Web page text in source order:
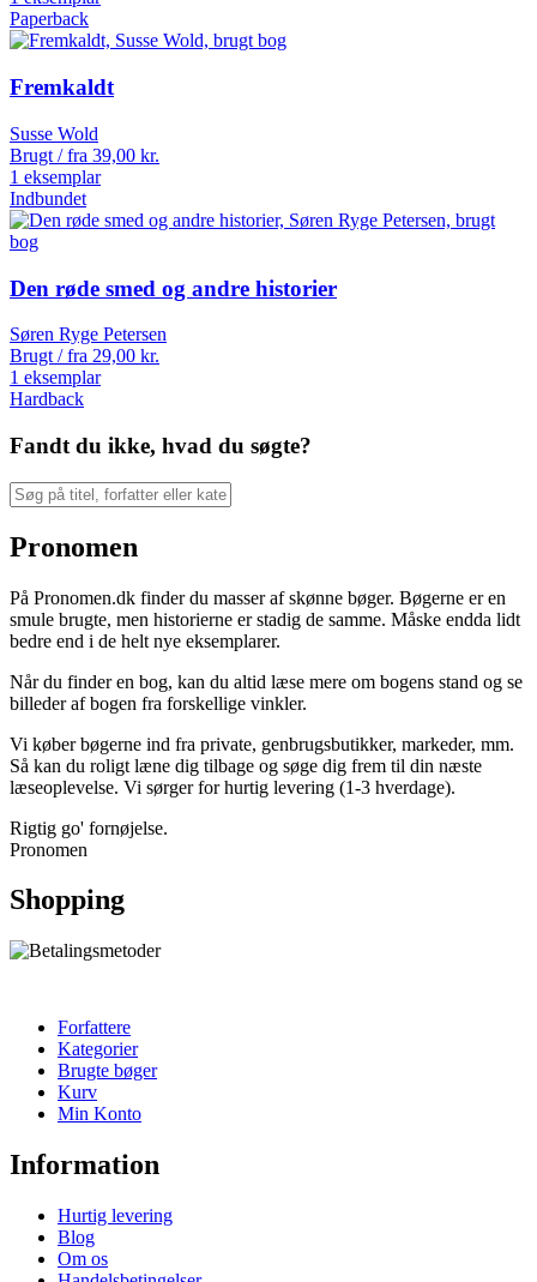
Paperback
Fremkaldt
Susse Wold
Brugt / fra 39,00 kr.
1 eksemplar
Indbundet
Den røde smed og andre historier
Søren Ryge Petersen
Brugt / fra 29,00 kr.
1 eksemplar
Hardback
Fandt du ikke, hvad du søgte?
Pronomen
På Pronomen.dk finder du masser af skønne bøger. Bøgerne er en
smule brugte, men historierne er stadig de samme. Måske endda lidt
bedre end i de helt nye eksemplarer.
Når du finder en bog, kan du altid læse mere om bogens stand og se
billeder af bogen fra forskellige vinkler.
Vi køber bøgerne ind fra private, genbrugsbutikker, markeder, mm.
Så kan du roligt læne dig tilbage og søge dig frem til din næste
læseoplevelse. Vi sørger for hurtig levering (1-3 hverdage).
Rigtig go' fornøjelse.
Pronomen
Shopping
Forfattere
Kategorier
Brugte bøger
Kurv
Min Konto
Information
Hurtig levering
Blog
Om os